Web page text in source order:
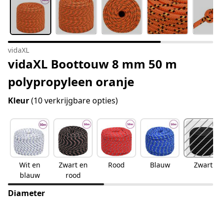
vidaXL
vidaXL Boottouw 8 mm 50 m
polypropyleen oranje
Kleur(10 verkrijgbare opties)
Wit en
blauw
Zwart en
rood
Rood Blauw Zwart
Diameter